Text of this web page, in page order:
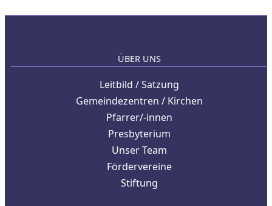
ÜBER UNS
Leitbild / Satzung
Gemeindezentren / Kirchen
Pfarrer/-innen
Presbyterium
Unser Team
Fördervereine
Stiftung